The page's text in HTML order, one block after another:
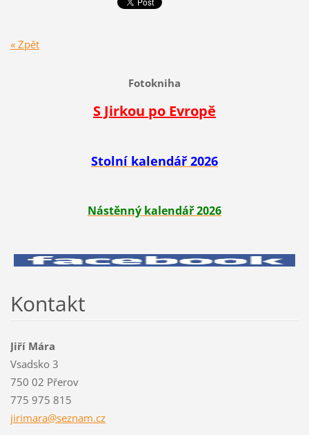
« Zpět
Fotokniha
S Jirkou po Evropě
Stolní kalendář 2026
Nástěnný kalendář 2026
Kontakt
Jiří Mára
Vsadsko 3
750 02 Přerov
775 975 815
jirimara@seznam.cz